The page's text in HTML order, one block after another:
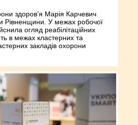
здоров’я Марія Карчевич
Рівненщини. У межах робочої
огляд реабілітаційних
в межах кластерних та
закладів охорони